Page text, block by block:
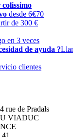
desde 6€70
de 300 €
en 3 veces
de ayuda ?
clientes
rue de Pradals
VIADUC